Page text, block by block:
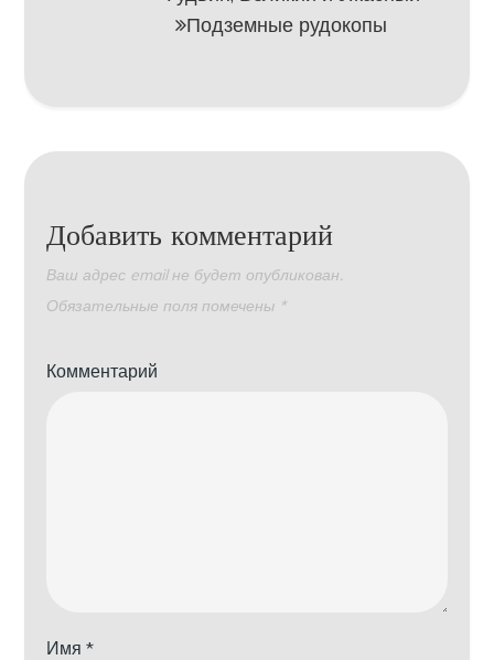
Подземные рудокопы
Добавить комментарий
Ваш адрес email не будет опубликован.
Обязательные поля помечены *
Комментарий
Имя*